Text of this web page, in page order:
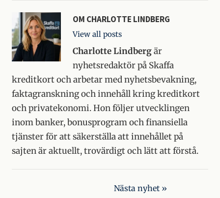
OM CHARLOTTE LINDBERG
View all posts
Charlotte Lindbergär
nyhetsredaktör på Skaffa
kreditkort och arbetar med nyhetsbevakning,
faktagranskning och innehåll kring kreditkort
och privatekonomi. Hon följer utvecklingen
inom banker, bonusprogram och finansiella
tjänster för att säkerställa att innehållet på
sajten är aktuellt, trovärdigt och lätt att förstå.
Nästa nyhet